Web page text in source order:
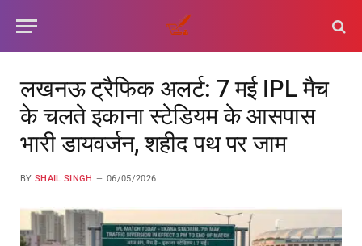
लखनऊ ट्रैफिक अलर्ट: 7 मई IPL मैच
के चलते इकाना स्टेडियम के आसपास
भारी डायवर्जन, शहीद पथ पर जाम
BY SHAIL SINGH 06/05/2026